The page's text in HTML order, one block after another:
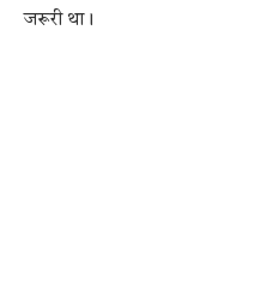
जरूरी था।